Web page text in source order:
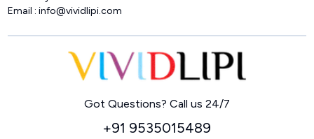
Email :info@vividlipi.com
Got Questions? Call us 24/7
+91 9535015489